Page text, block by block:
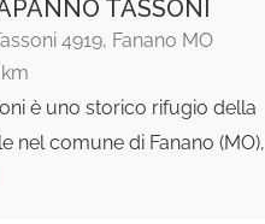
TASSONI
4919, Fanano MO
è uno storico rifugio della
nel comune di Fanano (MO),